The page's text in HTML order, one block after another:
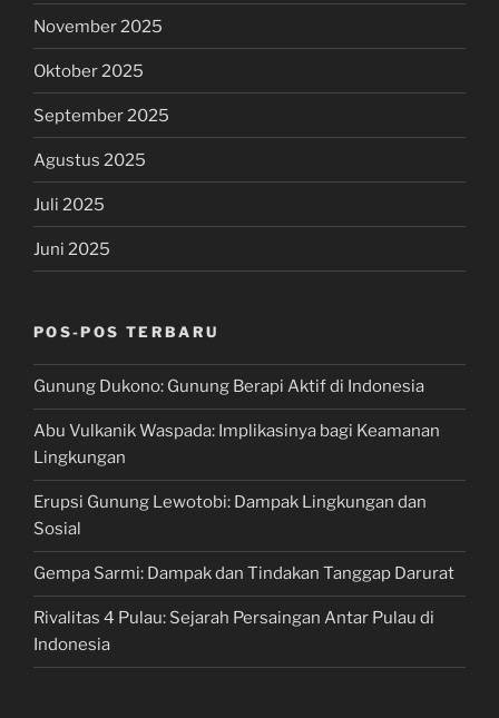
November 2025
Oktober 2025
September 2025
Agustus 2025
Juli 2025
Juni 2025
POS-POS TERBARU
Gunung Dukono: Gunung Berapi Aktif di Indonesia
Abu Vulkanik Waspada: Implikasinya bagi Keamanan
Lingkungan
Erupsi Gunung Lewotobi: Dampak Lingkungan dan
Sosial
Gempa Sarmi: Dampak dan Tindakan Tanggap Darurat
Rivalitas 4 Pulau: Sejarah Persaingan Antar Pulau di
Indonesia